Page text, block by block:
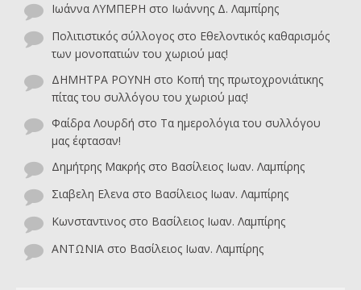
Ιωάννα ΛΥΜΠΕΡΗ στο Ιωάννης Δ. Λαμπίρης
Πολιτιστικός σύλλογος στο Εθελοντικός καθαρισμός
των μονοπατιών του χωριού μας!
ΔΗΜΗΤΡΑ ΡΟΥΝΗ στο Κοπή της πρωτοχρονιάτικης
πίτας του συλλόγου του χωριού μας!
Φαίδρα Λουρδή στο Τα ημερολόγια του συλλόγου
μας έφτασαν!
Δημήτρης Μακρής στο Βασίλειος Ιωαν. Λαμπίρης
Σιαβελη Ελενα στο Βασίλειος Ιωαν. Λαμπίρης
Κωνσταντινος στο Βασίλειος Ιωαν. Λαμπίρης
ΑΝΤΩΝΙΑ στο Βασίλειος Ιωαν. Λαμπίρης